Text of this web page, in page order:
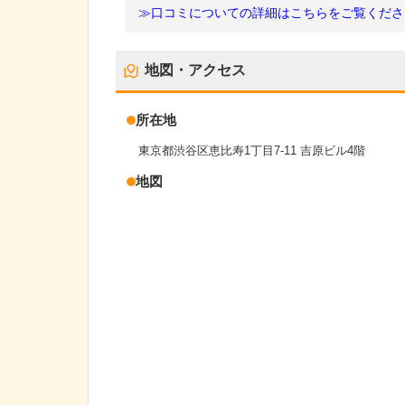
≫口コミについての詳細はこちらをご覧くだ
地図・アクセス
所在地
東京都渋谷区恵比寿1丁目7-11 吉原ビル4階
地図